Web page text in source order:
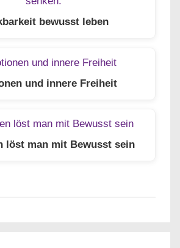
bewusst leben
und innere Freiheit
löst man mit Bewusst sein